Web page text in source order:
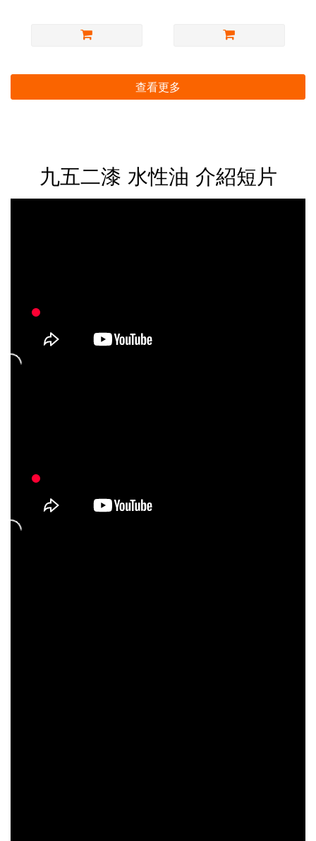
查看更多
九五二漆 水性油 介紹短片